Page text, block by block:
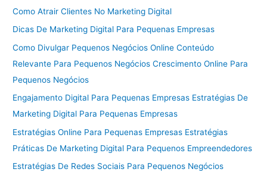
Como Atrair Clientes No Marketing Digital
Dicas De Marketing Digital Para Pequenas Empresas
Como Divulgar Pequenos Negócios Online Conteúdo
Relevante Para Pequenos Negócios Crescimento Online Para
Pequenos Negócios
Engajamento Digital Para Pequenas Empresas Estratégias De
Marketing Digital Para Pequenas Empresas
Estratégias Online Para Pequenas Empresas Estratégias
Práticas De Marketing Digital Para Pequenos Empreendedores
Estratégias De Redes Sociais Para Pequenos Negócios